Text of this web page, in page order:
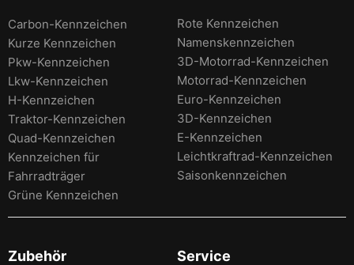
Carbon-Kennzeichen
Kurze Kennzeichen
Pkw-Kennzeichen
Lkw-Kennzeichen
H-Kennzeichen
Traktor-Kennzeichen
Quad-Kennzeichen
Kennzeichen für
Fahrradträger
Grüne Kennzeichen
Rote Kennzeichen
Namenskennzeichen
3D-Motorrad-Kennzeichen
Motorrad-Kennzeichen
Euro-Kennzeichen
3D-Kennzeichen
E-Kennzeichen
Leichtkraftrad-Kennzeichen
Saisonkennzeichen
Zubehör Service